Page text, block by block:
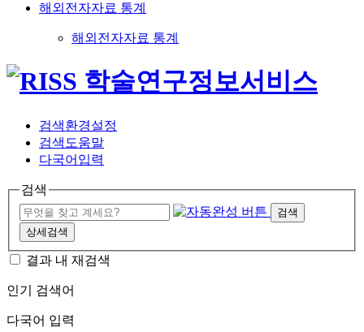
해외전자자료 통계
해외전자자료 통계
검색환경설정
검색도움말
다국어입력
검색
검색
상세검색
결과 내 재검색
인기 검색어
다국어 입력